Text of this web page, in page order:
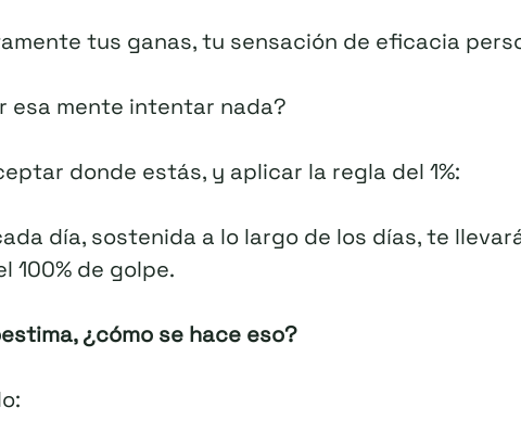
tus ganas, tu sensación de eficacia
esa mente intentar nada?
donde estás, y aplicar la regla del 1%:
día, sostenida a lo largo de los días, te
100% de golpe.
¿cómo se hace eso?